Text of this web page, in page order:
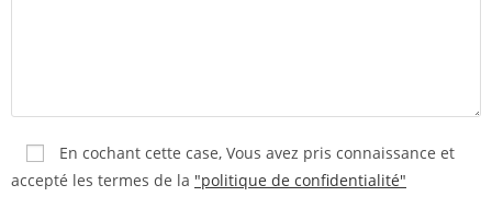
En cochant cette case, Vous avez pris connaissance et
accepté les termes de la "politique de confidentialité"